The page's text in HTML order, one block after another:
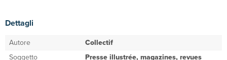
Dettagli
Autore
Collectif
Soggetto
Presse illustrée, magazines, revues